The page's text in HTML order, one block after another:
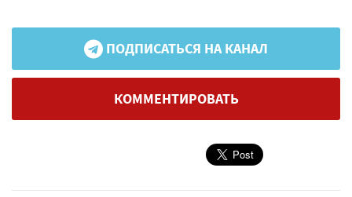
ПОДПИСАТЬСЯ НА КАНАЛ
КОММЕНТИРОВАТЬ